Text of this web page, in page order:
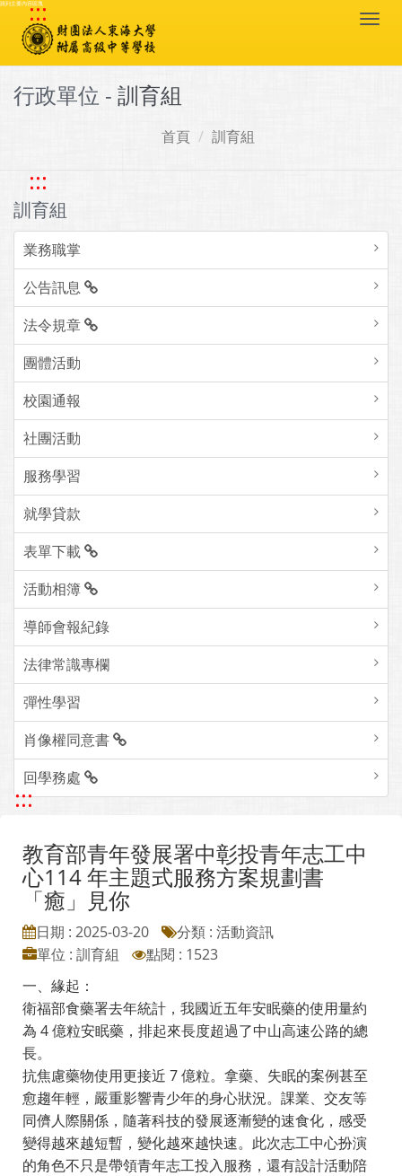
跳到主要內容區塊
:::
行政單位 - 訓育組
首頁 訓育組
:::
訓育組
業務職掌
公告訊息
法令規章
團體活動
校園通報
社團活動
服務學習
就學貸款
表單下載
活動相簿
導師會報紀錄
法律常識專欄
彈性學習
肖像權同意書
回學務處
:::
教育部青年發展署中彰投青年志工中
心114 年主題式服務方案規劃書
「癒」見你
日期 : 2025-03-20
分類 : 活動資訊
單位 : 訓育組
點閱 : 1523
一、緣起：
衛福部食藥署去年統計，我國近五年安眠藥的使用量約
為 4 億粒安眠藥，排起來長度超過了中山高速公路的總
長。
抗焦慮藥物使用更接近 7 億粒。拿藥、失眠的案例甚至
愈趨年輕，嚴重影響青少年的身心狀況。課業、交友等
同儕人際關係，隨著科技的發展逐漸變的速食化，感受
變得越來越短暫，變化越來越快速。此次志工中心扮演
的角色不只是帶領青年志工投入服務，還有設計活動陪